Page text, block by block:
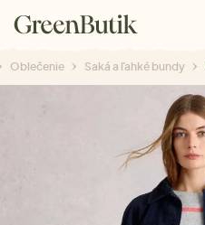
Oblečenie Saká a ľahké bundy